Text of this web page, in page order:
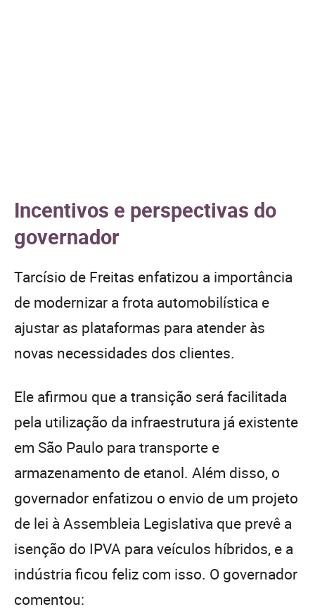
Incentivos e perspectivas do
governador
Tarcísio de Freitas enfatizou a importância
de modernizar a frota automobilística e
ajustar as plataformas para atender às
novas necessidades dos clientes.
Ele afirmou que a transição será facilitada
pela utilização da infraestrutura já existente
em São Paulo para transporte e
armazenamento de etanol. Além disso, o
governador enfatizou o envio de um projeto
de lei à Assembleia Legislativa que prevê a
isenção do IPVA para veículos híbridos, e a
indústria ficou feliz com isso. O governador
comentou: